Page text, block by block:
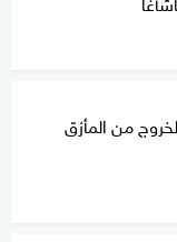
من المأزق